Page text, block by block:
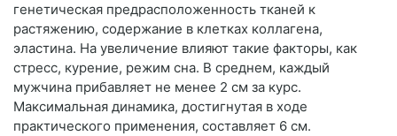
генетическая предрасположенность тканей к
растяжению, содержание в клетках коллагена,
эластина. На увеличение влияют такие факторы, как
стресс, курение, режим сна. В среднем, каждый
мужчина прибавляет не менее 2 см за курс.
Максимальная динамика, достигнутая в ходе
практического применения, составляет 6 см.